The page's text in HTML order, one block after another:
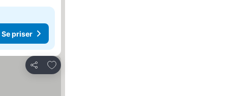
Se priser
Dela
Lägg till i Mina Favoriter